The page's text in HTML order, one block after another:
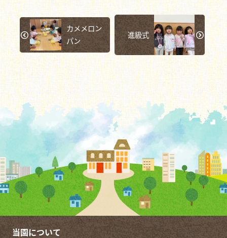
カメメロン
パン
進級式
当園について